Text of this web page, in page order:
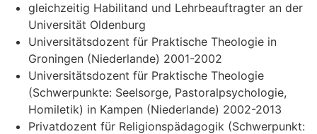
gleichzeitig Habilitand und Lehrbeauftragter an der
Universität Oldenburg
Universitätsdozent für Praktische Theologie in
Groningen (Niederlande) 2001-2002
Universitätsdozent für Praktische Theologie
(Schwerpunkte: Seelsorge, Pastoralpsychologie,
Homiletik) in Kampen (Niederlande) 2002-2013
Privatdozent für Religionspädagogik (Schwerpunkt: